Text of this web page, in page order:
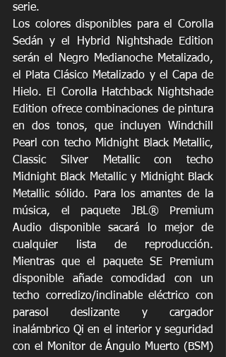
serie.
Los colores disponibles para el Corolla
Sedán y el Hybrid Nightshade Edition
serán el Negro Medianoche Metalizado,
el Plata Clásico Metalizado y el Capa de
Hielo. El Corolla Hatchback Nightshade
Edition ofrece combinaciones de pintura
en dos tonos, que incluyen Windchill
Pearl con techo Midnight Black Metallic,
Classic Silver Metallic con techo
Midnight Black Metallic y Midnight Black
Metallic sólido. Para los amantes de la
música, el paquete JBL® Premium
Audio disponible sacará lo mejor de
cualquier lista de reproducción.
Mientras que el paquete SE Premium
disponible añade comodidad con un
techo corredizo/inclinable eléctrico con
parasol deslizante y cargador
inalámbrico Qi en el interior y seguridad
con el Monitor de Ángulo Muerto (BSM)